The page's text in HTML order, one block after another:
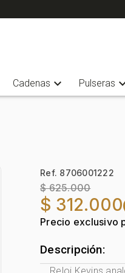
Cadenas expand_more Pulseras
Ref. 8706001222
$ 625.000
$ 312.000
Precio exclusivo
Descripción: